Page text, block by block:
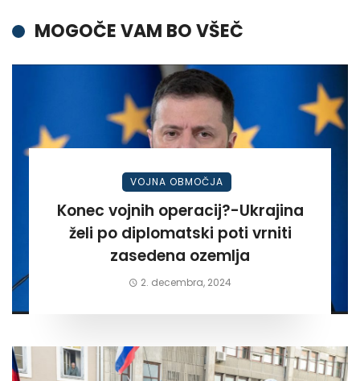
MOGOČE VAM BO VŠEČ
VOJNA OBMOČJA
Konec vojnih operacij?-Ukrajina
želi po diplomatski poti vrniti
zasedena ozemlja
2. decembra, 2024